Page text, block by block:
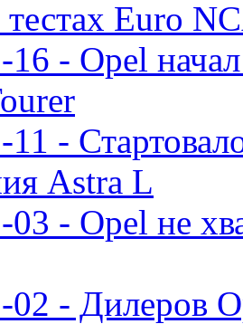
тестах Euro
16 - Opel
-
Astra L
- Opel не
02 - Дилеров